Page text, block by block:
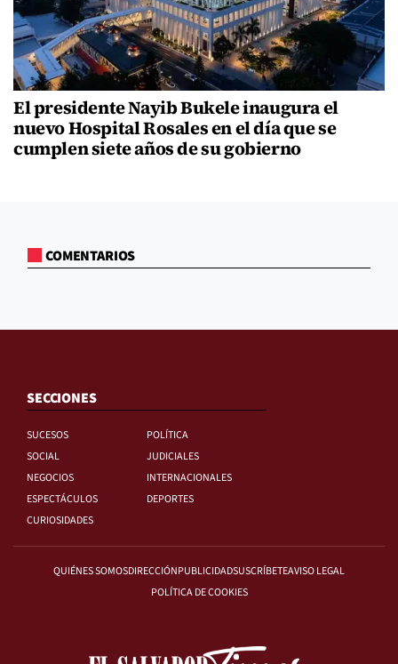
El presidente Nayib Bukele inaugura el
nuevo Hospital Rosales en el día que se
cumplen siete años de su gobierno
COMENTARIOS
SECCIONES
SUCESOS
POLÍTICA
SOCIAL
JUDICIALES
NEGOCIOS
INTERNACIONALES
ESPECTÁCULOS
DEPORTES
CURIOSIDADES
QUIÉNES SOMOSDIRECCIÓNPUBLICIDADSUSCRÍBETEAVISO LEGAL
POLÍTICA DE COOKIES